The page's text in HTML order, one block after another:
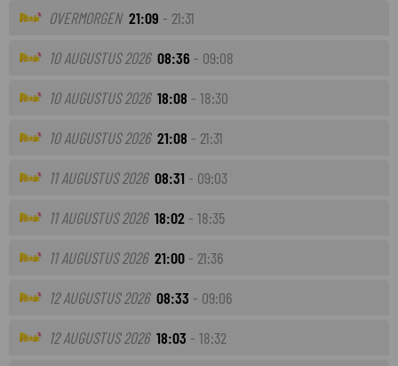
OVERMORGEN 21:09 - 21:31
10 AUGUSTUS 2026 08:36 - 09:08
10 AUGUSTUS 2026 18:08 - 18:30
10 AUGUSTUS 2026 21:08 - 21:31
11 AUGUSTUS 2026 08:31 - 09:03
11 AUGUSTUS 2026 18:02 - 18:35
11 AUGUSTUS 2026 21:00 - 21:36
12 AUGUSTUS 2026 08:33 - 09:06
12 AUGUSTUS 2026 18:03 - 18:32